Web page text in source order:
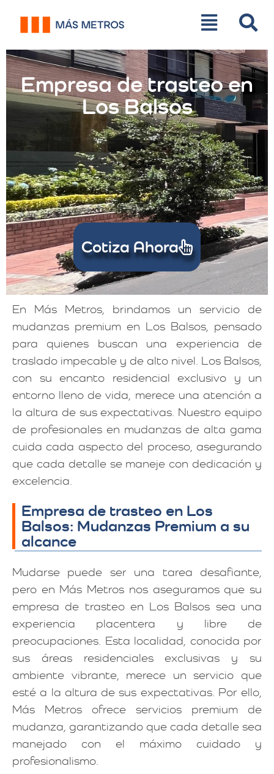
Empresa de trasteo en
Los Balsos
Cotiza Ahora
En Más Metros, brindamos un servicio de
mudanzas premium en Los Balsos, pensado
para quienes buscan una experiencia de
traslado impecable y de alto nivel. Los Balsos,
con su encanto residencial exclusivo y un
entorno lleno de vida, merece una atención a
la altura de sus expectativas. Nuestro equipo
de profesionales en mudanzas de alta gama
cuida cada aspecto del proceso, asegurando
que cada detalle se maneje con dedicación y
excelencia.
Empresa de trasteo en Los
Balsos: Mudanzas Premium a su
alcance
Mudarse puede ser una tarea desafiante,
pero en Más Metros nos aseguramos que su
empresa de trasteo en Los Balsos sea una
experiencia placentera y libre de
preocupaciones. Esta localidad, conocida por
sus áreas residenciales exclusivas y su
ambiente vibrante, merece un servicio que
esté a la altura de sus expectativas. Por ello,
Más Metros ofrece servicios premium de
mudanza, garantizando que cada detalle sea
manejado con el máximo cuidado y
profesionalismo.